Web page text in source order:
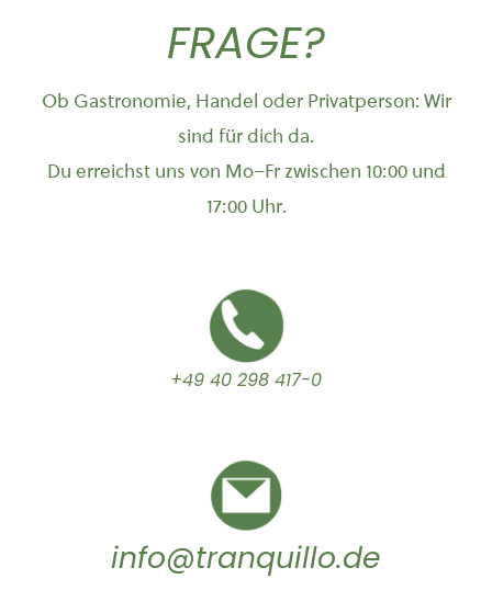
FRAGE?
Ob Gastronomie, Handel oder Privatperson: Wir
sind für dich da.
Du erreichst uns von Mo–Fr zwischen 10:00 und
17:00 Uhr.
+49 40 298 417-0
info@tranquillo.de